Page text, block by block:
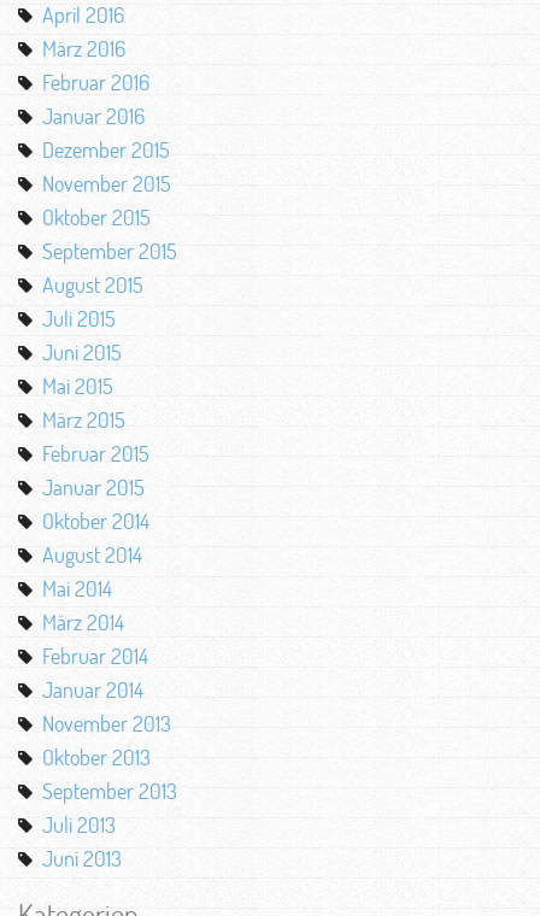
April 2016
März 2016
Februar 2016
Januar 2016
Dezember 2015
November 2015
Oktober 2015
September 2015
August 2015
Juli 2015
Juni 2015
Mai 2015
März 2015
Februar 2015
Januar 2015
Oktober 2014
August 2014
Mai 2014
März 2014
Februar 2014
Januar 2014
November 2013
Oktober 2013
September 2013
Juli 2013
Juni 2013